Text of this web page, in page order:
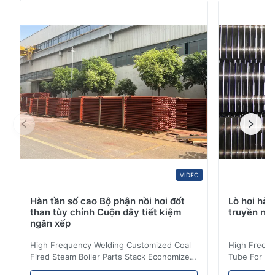
gọi là thép crom, hoặc thép moly crôm, có chứa 0,28-
0,33% Carbon, 0,8-1,1% Crom và 0,15-0,25%
Molypden.Nó t...
VIDEO
Hàn tần số cao Bộ phận nồi hơi đốt
than tùy chỉnh Cuộn dây tiết kiệm
ngăn xếp
High Frequency Welding Customized Coal
Fired Steam Boiler Parts Stack Economizer
Coil Boiler economizer Boiler Economizer is
Lò hơi
truyền
High
Tube For